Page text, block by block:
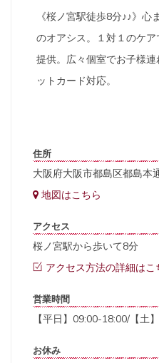
《桜ノ宮駅徒歩8分♪♪》
のオアシス。１対１のケ
提供。広々個室でお子様
ットカード対応。
住所
大阪府大阪市都島区都島本
地図はこちら
アクセス
桜ノ宮駅から歩いて8分
アクセス方法の詳細はこ
営業時間
【平日】09:00-18:00/【土
お休み